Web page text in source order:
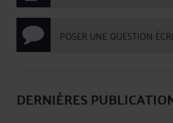
POSER UNE QUESTION
DERNIÈRES